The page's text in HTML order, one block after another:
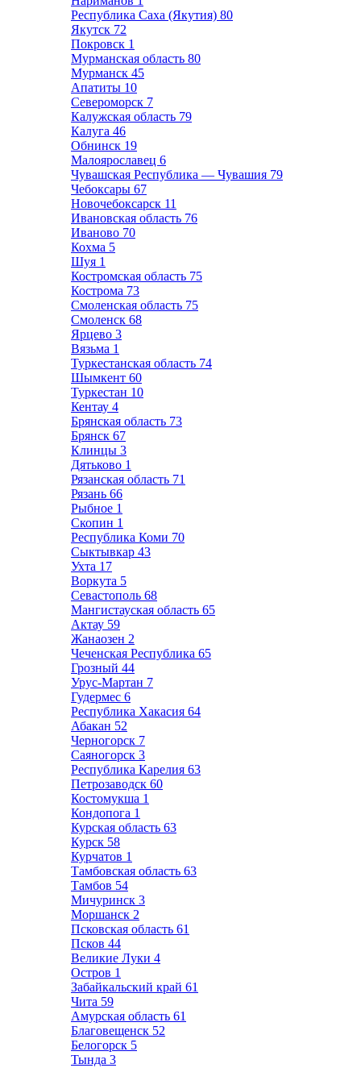
Республика Саха (Якутия) 80
Якутск 72
Покровск 1
Мурманская область 80
Мурманск 45
Апатиты 10
Североморск 7
Калужская область 79
Калуга 46
Обнинск 19
Малоярославец 6
Чувашская Республика — Чувашия 79
Чебоксары 67
Новочебоксарск 11
Ивановская область 76
Иваново 70
Кохма 5
Шуя 1
Костромская область 75
Кострома 73
Смоленская область 75
Смоленск 68
Ярцево 3
Вязьма 1
Туркестанская область 74
Шымкент 60
Туркестан 10
Кентау 4
Брянская область 73
Брянск 67
Клинцы 3
Дятьково 1
Рязанская область 71
Рязань 66
Рыбное 1
Скопин 1
Республика Коми 70
Сыктывкар 43
Ухта 17
Воркута 5
Севастополь 68
Мангистауская область 65
Актау 59
Жанаозен 2
Чеченская Республика 65
Грозный 44
Урус-Мартан 7
Гудермес 6
Республика Хакасия 64
Абакан 52
Черногорск 7
Саяногорск 3
Республика Карелия 63
Петрозаводск 60
Костомукша 1
Кондопога 1
Курская область 63
Курск 58
Курчатов 1
Тамбовская область 63
Тамбов 54
Мичуринск 3
Моршанск 2
Псковская область 61
Псков 44
Великие Луки 4
Остров 1
Забайкальский край 61
Чита 59
Амурская область 61
Благовещенск 52
Белогорск 5
Тында 3